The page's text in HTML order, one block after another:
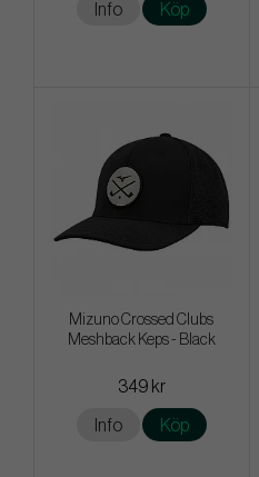
Info Köp
Mizuno Crossed Clubs
Meshback Keps - Black
349 kr
Info Köp